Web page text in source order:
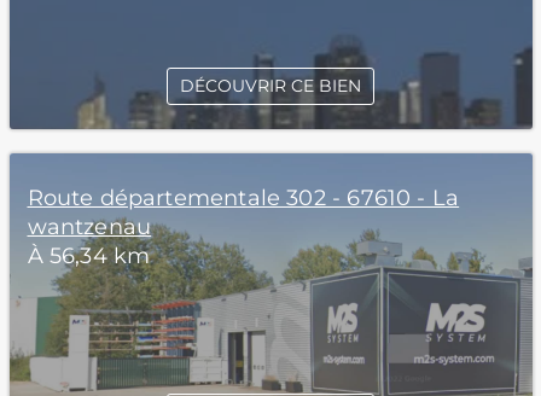
DÉCOUVRIR CE BIEN
Route départementale 302 - 67610 - La
wantzenau
À 56,34 km